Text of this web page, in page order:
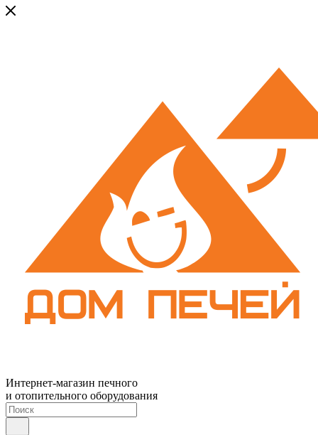
Интернет-магазин печного
и отопительного оборудования